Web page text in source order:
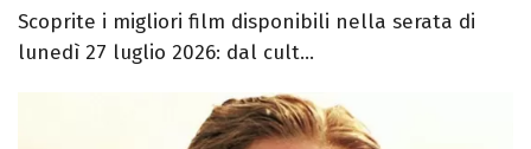
Scoprite i migliori film disponibili nella serata di
lunedì 27 luglio 2026: dal cult...